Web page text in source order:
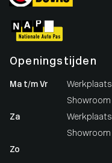
Openingstijden
Ma t/m Vr
Werkplaats
Showroom
Za
Werkplaats
Showroom
Zo